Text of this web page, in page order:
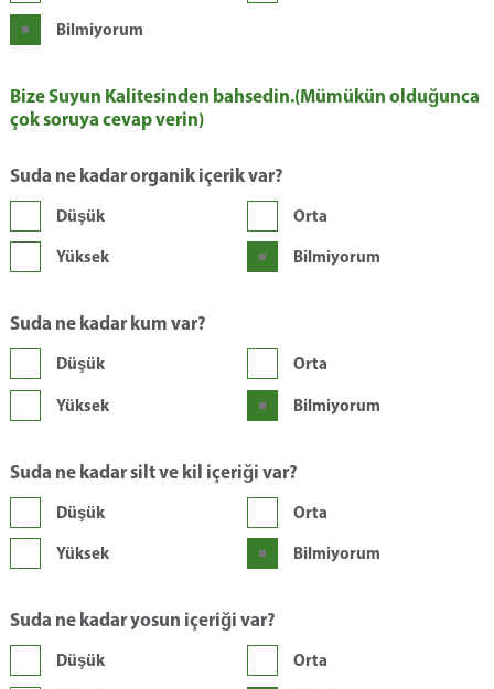
Bilmiyorum
Bize Suyun Kalitesinden bahsedin.(Mümükün olduğunca
çok soruya cevap verin)
Suda ne kadar organik içerik var?
Düşük
Orta
Yüksek
Bilmiyorum
Suda ne kadar kum var?
Düşük
Orta
Yüksek
Bilmiyorum
Suda ne kadar silt ve kil içeriği var?
Düşük
Orta
Yüksek
Bilmiyorum
Suda ne kadar yosun içeriği var?
Düşük
Orta